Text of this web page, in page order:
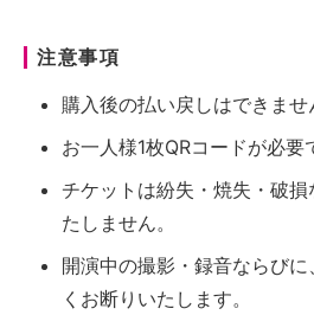
注意事項
購入後の払い戻しはできませ
お一人様1枚QRコードが必要
チケットは紛失・焼失・破
たしません。
開演中の撮影・録音ならび
くお断りいたします。